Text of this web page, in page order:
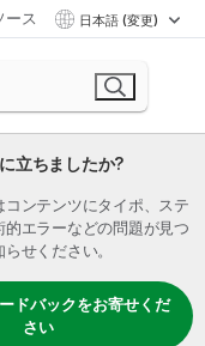
ース 日本語 (変更)
立ちましたか?
コンテンツにタイポ、ステ
的エラーなどの問題が見つ
せください。
ドバックをお寄せくだ
さい